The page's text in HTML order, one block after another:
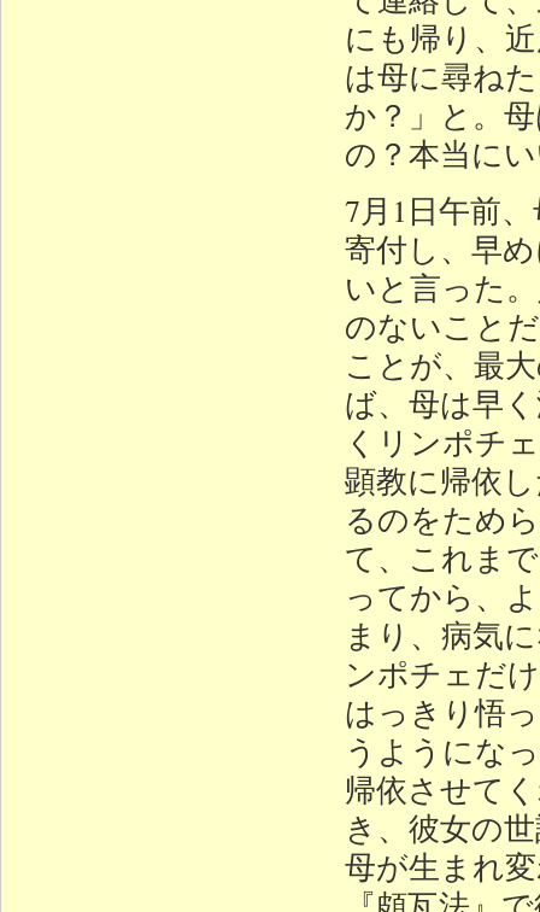
にも帰り、
は母に尋ね
か？」と。
の？本当に
7月1日午前
寄付し、早
いと言った
のないこと
ことが、最
ば、母は早
くリンポチ
顕教に帰依
るのをため
て、これま
ってから、
まり、病気
ンポチェだ
はっきり悟
うようにな
帰依させて
き、彼女の
母が生まれ